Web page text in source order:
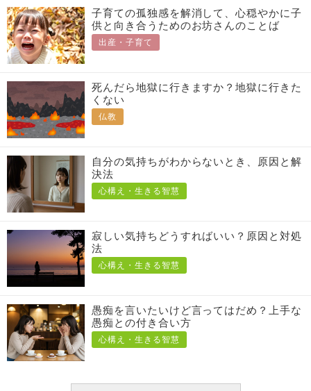
子育ての孤独感を解消して、心穏やかに子
供と向き合うためのお坊さんのことば
出産・子育て
死んだら地獄に行きますか？地獄に行きた
くない
仏教
自分の気持ちがわからないとき、原因と解
決法
心構え・生きる智慧
寂しい気持ちどうすればいい？原因と対処
法
心構え・生きる智慧
愚痴を言いたいけど言ってはだめ？上手な
愚痴との付き合い方
心構え・生きる智慧